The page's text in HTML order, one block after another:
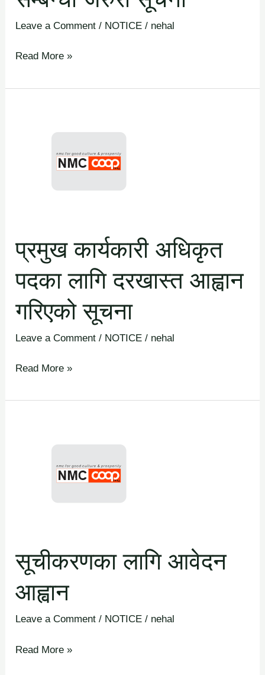
Leave a Comment / NOTICE / nehal
Read More »
प्रमुख कार्यकारी अधिकृत
पदका लागि दरखास्त आह्वान
गरिएको सूचना
Leave a Comment / NOTICE / nehal
सूचना
Read More »
सूचीकरणका लागि आवेदन
आह्वान
Leave a Comment / NOTICE / nehal
Read More »